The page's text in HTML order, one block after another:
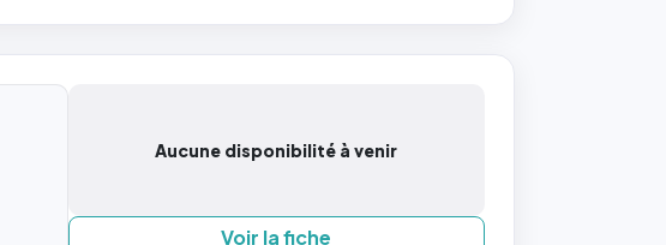
Aucune disponibilité à venir
Voir la fiche